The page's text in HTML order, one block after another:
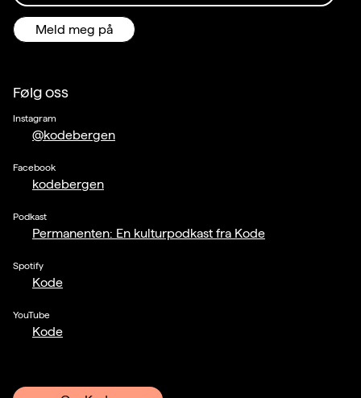
Meld meg på
Følg oss
Instagram
@kodebergen
Facebook
kodebergen
Podkast
Permanenten: En kulturpodkast fra Kode
Spotify
Kode
YouTube
Kode